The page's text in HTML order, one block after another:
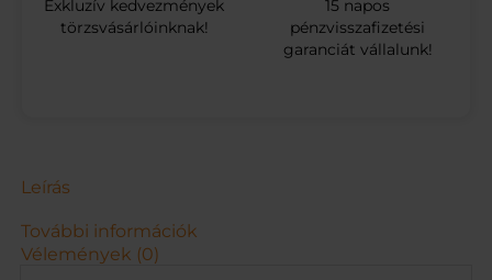
0
.
i
s
é
Exkluzív kedvezmények
törzsvásárlóinknak!
15 napos
pénzvisszafizetési
garanciát vállalunk!
Leírás
További információk
Vélemények (0)